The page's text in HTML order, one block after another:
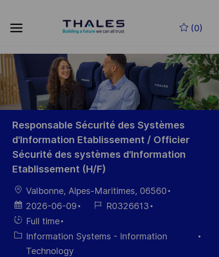
(0)
-
Responsable Sécurité des Systèmes
d'Information Etablissement / Officier
Sécurité des systèmes d'Information
Etablissement (H/F)
LocationValbonne, Alpes-Maritimes, 06560
Posted
Date
2026-06-09
Job R0326613
Hiring
Type
Full time
CategoryInformation Systems - Information
Technology